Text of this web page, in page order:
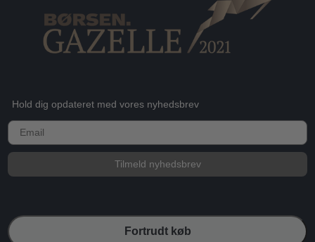
Hold dig opdateret med vores nyhedsbrev
E-mail
Tilmeld nyhedsbrev
Fortrudt køb